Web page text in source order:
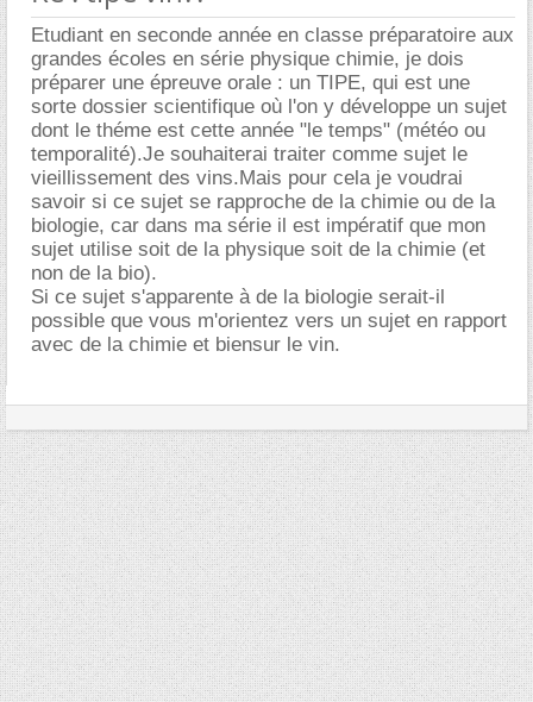
Etudiant en seconde année en classe préparatoire aux
grandes écoles en série physique chimie, je dois
préparer une épreuve orale : un TIPE, qui est une
sorte dossier scientifique où l'on y développe un sujet
dont le théme est cette année "le temps" (météo ou
temporalité).Je souhaiterai traiter comme sujet le
vieillissement des vins.Mais pour cela je voudrai
savoir si ce sujet se rapproche de la chimie ou de la
biologie, car dans ma série il est impératif que mon
sujet utilise soit de la physique soit de la chimie (et
non de la bio).
Si ce sujet s'apparente à de la biologie serait-il
possible que vous m'orientez vers un sujet en rapport
avec de la chimie et biensur le vin.